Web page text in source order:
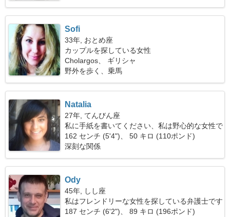
Sofi
33年, おとめ座
カップルを探している女性
Cholargos、 ギリシャ
野外を歩く、乗馬
Natalia
27年, てんびん座
私に手紙を書いてください、私は野心的な女性で
す
162 センチ (5'4")、 50 キロ (110ポンド)
深刻な関係
Ody
45年, しし座
私はフレンドリーな女性を探している弁護士です
187 センチ (6'2")、 89 キロ (196ポンド)